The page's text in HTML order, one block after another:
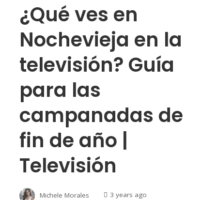
¿Qué ves en
Nochevieja en la
televisión? Guía
para las
campanadas de
fin de año |
Televisión
Michele Morales 3 years ago